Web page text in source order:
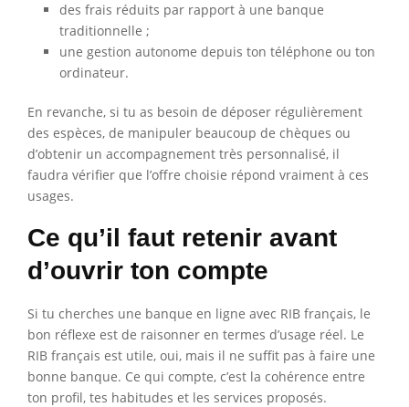
des frais réduits par rapport à une banque
traditionnelle ;
une gestion autonome depuis ton téléphone ou ton
ordinateur.
En revanche, si tu as besoin de déposer régulièrement
des espèces, de manipuler beaucoup de chèques ou
d’obtenir un accompagnement très personnalisé, il
faudra vérifier que l’offre choisie répond vraiment à ces
usages.
Ce qu’il faut retenir avant
d’ouvrir ton compte
Si tu cherches une banque en ligne avec RIB français, le
bon réflexe est de raisonner en termes d’usage réel. Le
RIB français est utile, oui, mais il ne suffit pas à faire une
bonne banque. Ce qui compte, c’est la cohérence entre
ton profil, tes habitudes et les services proposés.